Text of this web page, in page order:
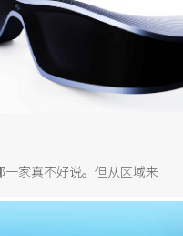
家真不好说。但从区域来